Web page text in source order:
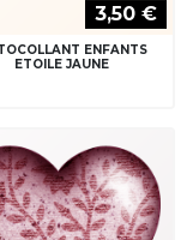
3,50 €
ENFANTS
ETOILE JAUNE